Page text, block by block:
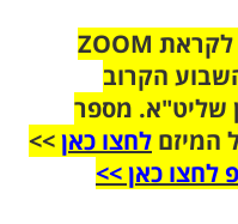
הצטרפו לקבוצת הוואטסאפ לקראת ZOOM
הקרוב
שליט"א. מספר
המיזם לחצו כאן>>
לחצו כאן >>